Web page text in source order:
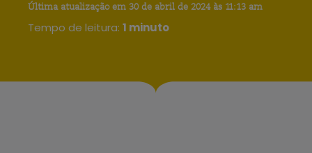
Última atualização em 30 de abril de 2024 às 11:13 am
Tempo de leitura: 1 minuto